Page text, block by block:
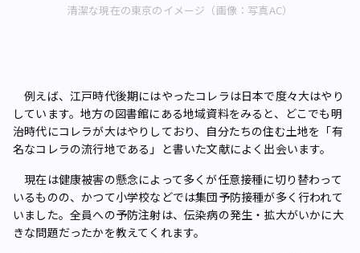
清潔な現在の東京のイメージ（画像：写真AC）
例えば、江戸時代後期にはやったコレラは日本で度々大はやり
しています。地方の図書館にある地域資料をみると、どこでも明
治時代にコレラが大はやりしており、自分たちの住む土地を「有
名なコレラの流行地である」と書いた文献によく出会います。
現在は健康被害の懸念によって多くが任意接種に切り替わって
いるものの、かつて小学校などでは集団予防接種が多く行われて
いました。全員への予防注射は、伝染病の発生・拡大がいかに大
きな問題だったかを教えてくれます。